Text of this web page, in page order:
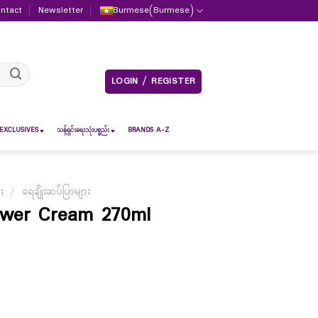
Newsletter Burmese(Burmese)
LOGIN / REGISTER
သန့်ရှင်းရေးသုံးပစ္စည်း BRANDS A-Z
/ ရေချိုးဆပ်ပြာများ
Cream 270ml